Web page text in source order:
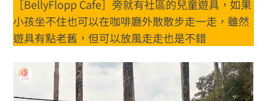
［BellyFlopp Cafe］旁就有社區的兒童遊具，如果
小孩坐不住也可以在咖啡廳外散散步走一走，雖然
遊具有點老舊，但可以放風走走也是不錯